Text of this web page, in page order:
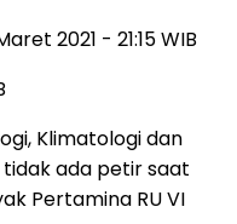
2021 - 21:15 WIB
Klimatologi dan
ada petir saat
Pertamina RU VI